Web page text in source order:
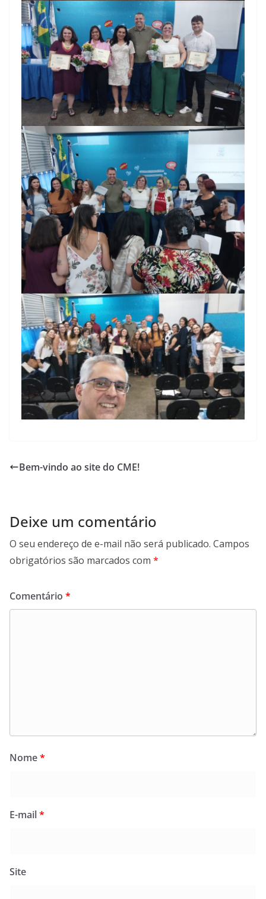
Bem-vindo ao site do CME!
Deixe um comentário
O seu endereço de e-mail não será publicado. Campos
obrigatórios são marcados com *
Comentário *
Nome*
E-mail*
Site